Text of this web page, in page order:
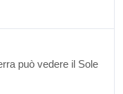
può vedere il Sole